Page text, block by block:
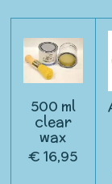
500 ml
clear
wax
€ 16,95